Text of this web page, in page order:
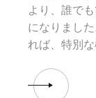
より、誰で
になりまし
れば、特別な